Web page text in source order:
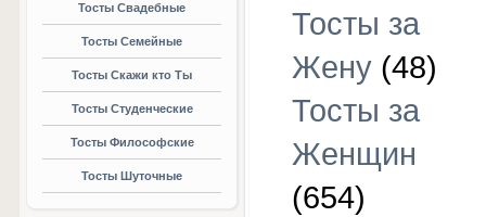
Тосты Свадебные
Тосты Семейные
Тосты Скажи кто Ты
Тосты Студенческие
Тосты Философские
Тосты Шуточные
Тосты за
Жену (48)
Тосты за
Женщин
(654)